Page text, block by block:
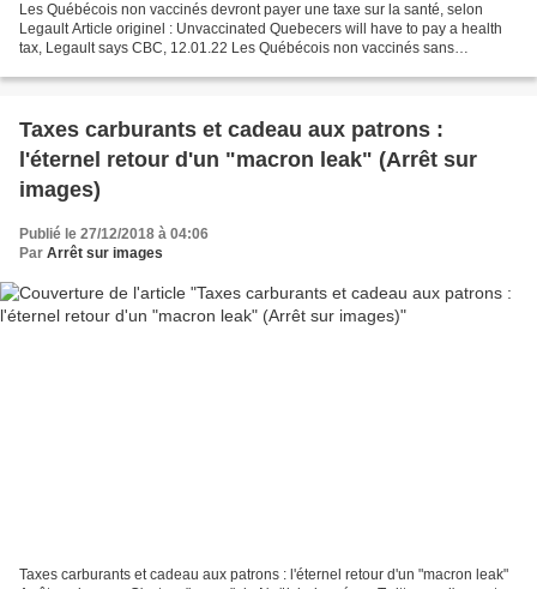
Les Québécois non vaccinés devront payer une taxe sur la santé, selon
Legault Article originel : Unvaccinated Quebecers will have to pay a health
tax, Legault says CBC, 12.01.22 Les Québécois non vaccinés sans
Taxes carburants et cadeau aux patrons :
l'éternel retour d'un "macron leak" (Arrêt sur
images)
Publié le 27/12/2018 à 04:06
Par Arrêt sur images
Taxes carburants et cadeau aux patrons : l'éternel retour d'un "macron leak"